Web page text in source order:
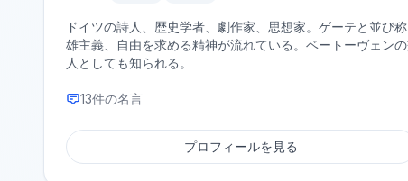
ドイツの詩人、歴史学者、劇作家、思想家。ゲーテと並び
雄主義、自由を求める精神が流れている。ベートーヴェン
人としても知られる。
13件の名言
プロフィールを見る